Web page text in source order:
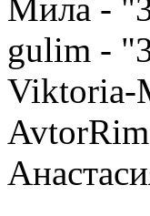
Мила -
gulim -
Viktoria-